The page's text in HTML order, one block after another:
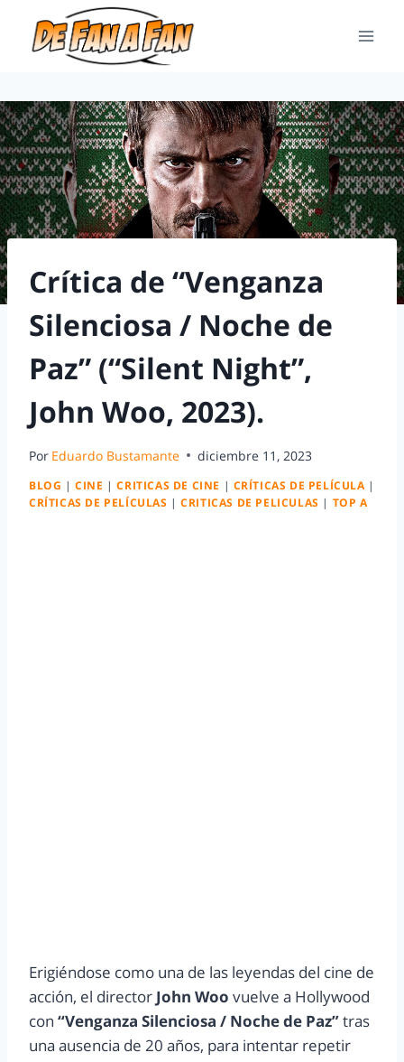
Crítica de “Venganza
Silenciosa / Noche de
Paz” (“Silent Night”,
John Woo, 2023).
Por Eduardo Bustamante diciembre 11, 2023
BLOG |CINE |CRITICAS DE CINE | CRÍTICAS DE PELÍCULA |
CRÍTICAS DE PELÍCULAS |CRITICAS DE PELICULAS | TOP A
Erigiéndose como una de las leyendas del cine de
acción, el director John Woo vuelve a Hollywood
con “Venganza Silenciosa / Noche de Paz”tras
una ausencia de 20 años, para intentar repetir